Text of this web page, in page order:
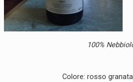
100%
Colore: rosso